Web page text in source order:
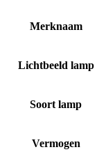
Merknaam
Lichtbeeld lamp
Soort lamp
Vermogen